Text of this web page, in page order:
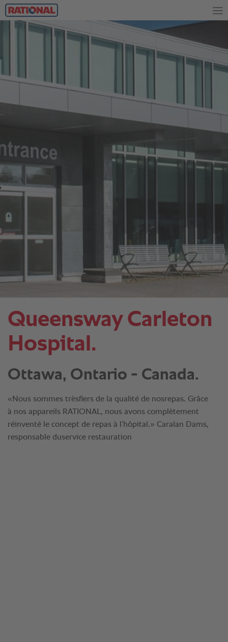
Queensway Carleton
Hospital.
Ottawa, Ontario - Canada.
«Nous sommes trèsfiers de la qualité de nosrepas. Grâce
à nos appareils RATIONAL, nous avons complètement
réinventé le concept de repas à l’hôpital.» Caralan Dams,
responsable duservice restauration